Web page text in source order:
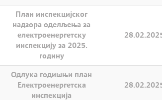
План инспекцијског
надзора оделљења за
електроенергетску
инспекцију за 2025.
годину
Одлука годишњи план
Електроенергетска
инспекција